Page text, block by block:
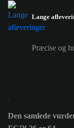
Lange
Præcise og
Den samlede